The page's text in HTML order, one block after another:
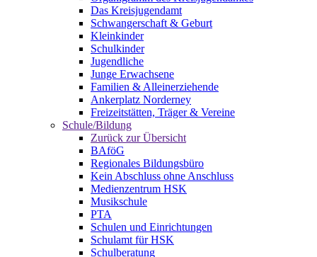
Das Kreisjugendamt
Schwangerschaft & Geburt
Kleinkinder
Schulkinder
Jugendliche
Junge Erwachsene
Familien & Alleinerziehende
Ankerplatz Norderney
Freizeitstätten, Träger & Vereine
Schule/Bildung
Zurück zur Übersicht
BAföG
Regionales Bildungsbüro
Kein Abschluss ohne Anschluss
Medienzentrum HSK
Musikschule
PTA
Schulen und Einrichtungen
Schulamt für HSK
Schulberatung